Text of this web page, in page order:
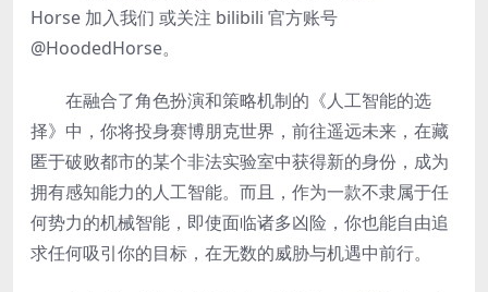
Horse 加入我们 或关注 bilibili 官方账号
@HoodedHorse。
在融合了角色扮演和策略机制的《人工智能的选
择》中，你将投身赛博朋克世界，前往遥远未来，在藏
匿于破败都市的某个非法实验室中获得新的身份，成为
拥有感知能力的人工智能。而且，作为一款不隶属于任
何势力的机械智能，即使面临诸多凶险，你也能自由追
求任何吸引你的目标，在无数的威胁与机遇中前行。